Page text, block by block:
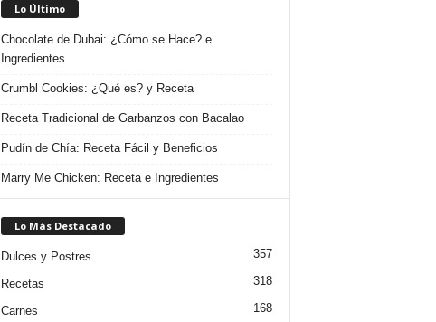
Lo Último
Chocolate de Dubai: ¿Cómo se Hace? e
Ingredientes
Crumbl Cookies: ¿Qué es? y Receta
Receta Tradicional de Garbanzos con Bacalao
Pudín de Chía: Receta Fácil y Beneficios
Marry Me Chicken: Receta e Ingredientes
Lo Más Destacado
Dulces y Postres 357
Recetas 318
Carnes 168